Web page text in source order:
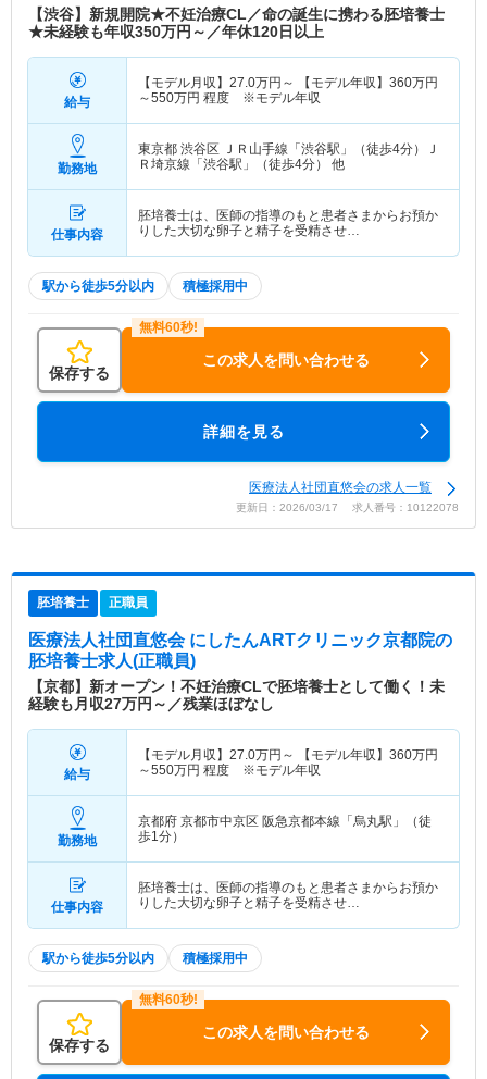
【渋谷】新規開院★不妊治療CL／命の誕生に携わる胚培養士
★未経験も年収350万円～／年休120日以上
給与
【モデル月収】 27.0万円～ 【モデル年収】 360万円
～550万円 程度 ※モデル年収
勤務地
東京都 渋谷区 ＪＲ山手線「渋谷駅」（徒歩4分）Ｊ
Ｒ埼京線「渋谷駅」（徒歩4分） 他
仕事内容
胚培養士は、医師の指導のもと患者さまからお預か
りした大切な卵子と精子を受精させ…
駅から徒歩5分以内 積極採用中
保存する
この求人を問い合わせる
詳細を見る
医療法人社団直悠会の求人一覧
更新日：2026/03/17 求人番号：10122078
胚培養士 正職員
医療法人社団直悠会 にしたんARTクリニック京都院の
胚培養士求人(正職員)
【京都】新オープン！不妊治療CLで胚培養士として働く！未
経験も月収27万円～／残業ほぼなし
給与
【モデル月収】 27.0万円～ 【モデル年収】 360万円
～550万円 程度 ※モデル年収
勤務地
京都府 京都市中京区 阪急京都本線「烏丸駅」（徒
歩1分）
仕事内容
胚培養士は、医師の指導のもと患者さまからお預か
りした大切な卵子と精子を受精させ…
駅から徒歩5分以内 積極採用中
保存する
この求人を問い合わせる